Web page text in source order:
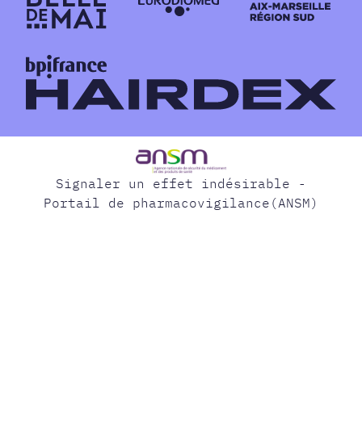
Signaler un effet indésirable -
Portail de pharmacovigilance(ANSM)